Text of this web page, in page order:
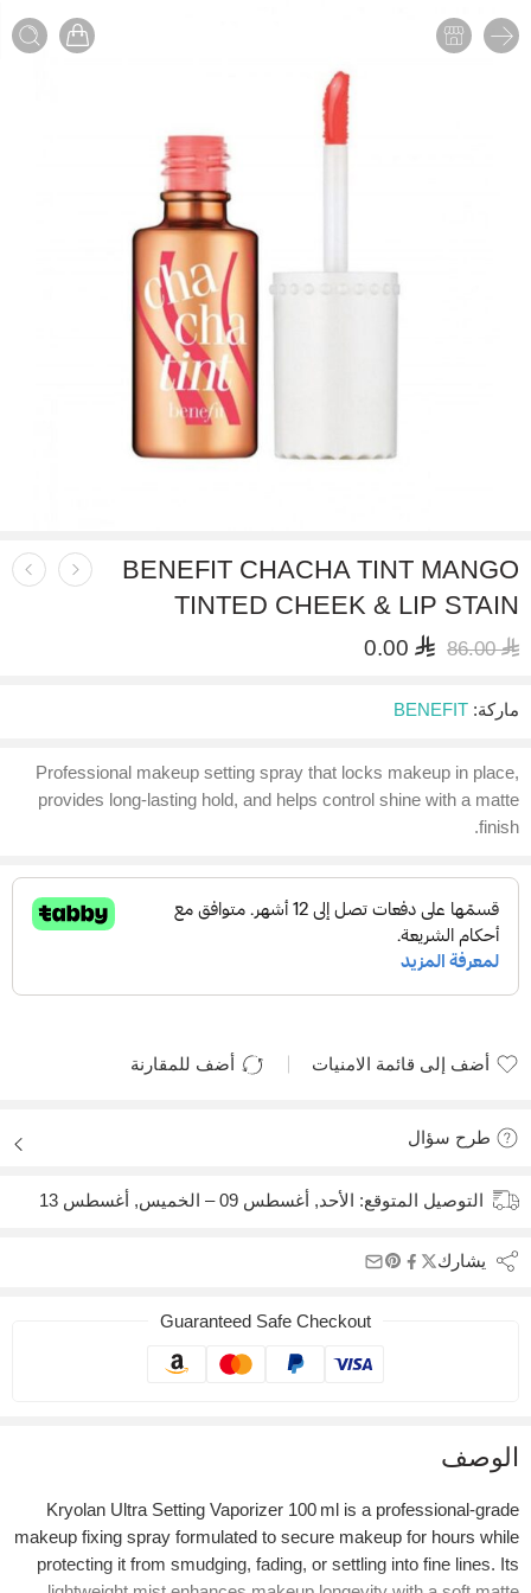
BENEFIT CHACHA TINT MANGO
TINTED CHEEK & LIP STAIN
⃁
86.00
⃁
ماركة: BENEFIT
Professional makeup setting spray that locks makeup in place,
provides long‑lasting hold, and helps control shine with a matte
finish.
أضف إلى قائمة الامنيات
أضف للمقارنة
طرح سؤال
التوصيل المتوقع: الأحد, أغسطس 09 – الخميس, أغسطس 13
يشارك
Guaranteed Safe Checkout
الوصف
Kryolan Ultra Setting Vaporizer 100 ml is a professional‑grade
makeup fixing spray formulated to secure makeup for hours while
protecting it from smudging, fading, or settling into fine lines. Its